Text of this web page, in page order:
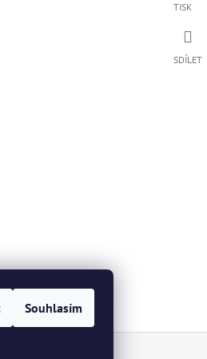
Souhlasím
TISK
SDÍLET